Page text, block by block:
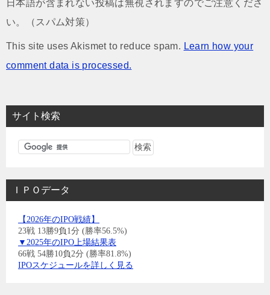
日本語が含まれない投稿は無視されますのでご注意くださ
い。（スパム対策）
This site uses Akismet to reduce spam. Learn how your
comment data is processed.
サイト検索
ＩＰＯデータ
【2026年のIPO戦績】
23戦 13勝9負1分 (勝率56.5%)
▼2025年のIPO上場結果表
66戦 54勝10負2分 (勝率81.8%)
IPOスケジュールを詳しく見る